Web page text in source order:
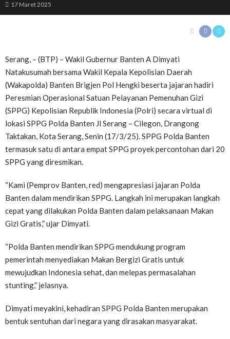
17 Maret 2025
Serang, – (BTP) – Wakil Gubernur Banten A Dimyati
Natakusumah bersama Wakil Kepala Kepolisian Daerah
(Wakapolda) Banten Brigjen Pol Hengki beserta jajaran hadiri
Peresmian Operasional Satuan Pelayanan Pemenuhan Gizi
(SPPG) Kepolisian Republik Indonesia (Polri) secara virtual di
lokasi SPPG Polda Banten Jl Serang – Cilegon, Drangong
Taktakan, Kota Serang, Senin (17/3/25). SPPG Polda Banten
termasuk satu di antara empat SPPG proyek percontohan dari 20
SPPG yang diresmikan.
“Kami (Pemprov Banten, red) mengapresiasi jajaran Polda
Banten dalam mendirikan SPPG. Langkah ini merupakan langkah
cepat yang dilakukan Polda Banten dalam pelaksanaan Makan
Gizi Gratis,” ujar Dimyati.
“Polda Banten mendirikan SPPG mendukung program
pemerintah menyediakan Makan Bergizi Gratis untuk
mewujudkan Indonesia sehat, dan melepas permasalahan
stunting,” jelasnya.
Dimyati meyakini, kehadiran SPPG Polda Banten merupakan
bentuk sentuhan dari negara yang dirasakan masyarakat.